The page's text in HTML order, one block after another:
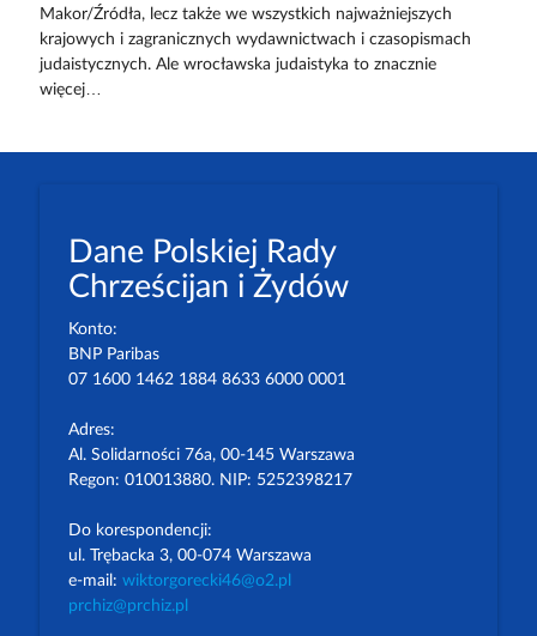
Makor/Źródła, lecz także we wszystkich najważniejszych
krajowych i zagranicznych wydawnictwach i czasopismach
judaistycznych. Ale wrocławska judaistyka to znacznie
więcej…
Dane Polskiej Rady
Chrześcijan i Żydów
Konto:
BNP Paribas
07 1600 1462 1884 8633 6000 0001
Adres:
Al. Solidarności 76a, 00-145 Warszawa
Regon: 010013880. NIP: 5252398217
Do korespondencji:
ul. Trębacka 3, 00-074 Warszawa
e-mail: wiktorgorecki46@o2.pl
prchiz@prchiz.pl